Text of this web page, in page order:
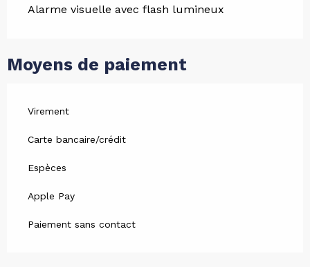
Alarme visuelle avec flash lumineux
Moyens de paiement
Virement
Carte bancaire/crédit
Espèces
Apple Pay
Paiement sans contact